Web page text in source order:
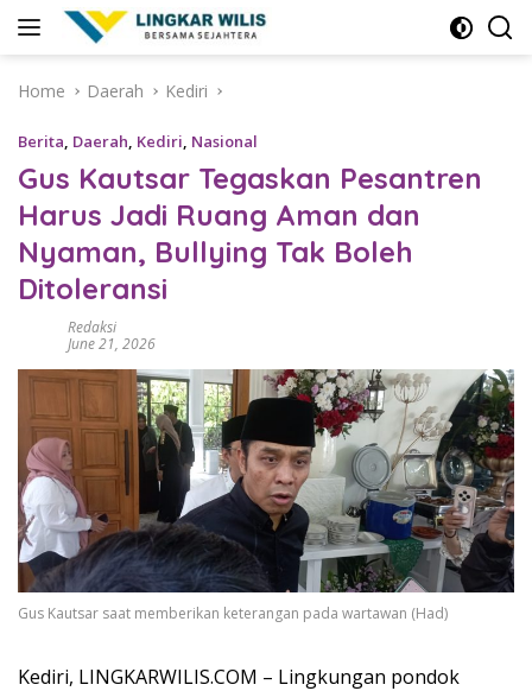
Home
Daerah Kediri
Berita, Daerah, Kediri, Nasional
Gus Kautsar Tegaskan Pesantren
Harus Jadi Ruang Aman dan
Nyaman, Bullying Tak Boleh
Ditoleransi
Redaksi
June 21, 2026
Gus Kautsar saat memberikan keterangan pada wartawan (Had)
Kediri, LINGKARWILIS.COM – Lingkungan pondok